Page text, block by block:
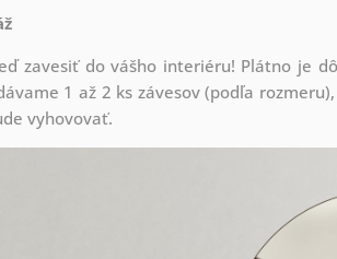
zavesiť do vášho interiéru! Plátno je
1 až 2 ks závesov (podľa
vyhovovať.